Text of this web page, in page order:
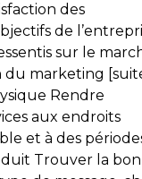
des
de
sur le
du marketing
Rendre
aux endroits
et à des
Trouver la